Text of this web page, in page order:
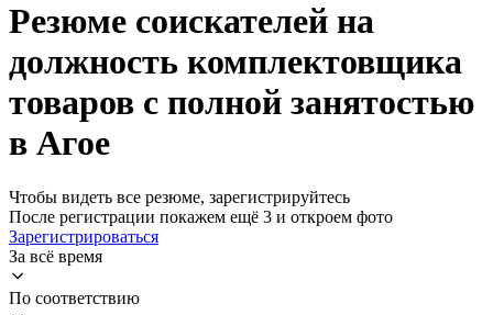
Резюме соискателей на
должность комплектовщика
товаров с полной занятостью
в Агое
Чтобы видеть все резюме, зарегистрируйтесь
После регистрации покажем ещё 3 и откроем фото
Зарегистрироваться
За всё время
По соответствию